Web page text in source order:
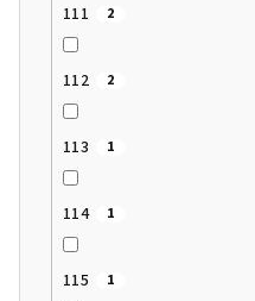
111 2
112 2
113 1
114 1
115 1